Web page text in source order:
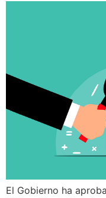
El Gobierno ha